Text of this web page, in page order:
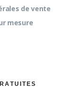
de vente
mesure